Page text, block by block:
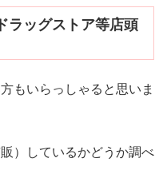
ラッグストア等店頭
もいらっしゃると思いま
）しているかどうか調べ